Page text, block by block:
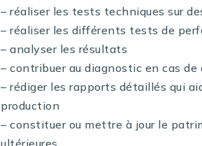
– réaliser les tests techniques sur
– réaliser les différents tests de
– analyser les résultats
– contribuer au diagnostic en cas
– rédiger les rapports détaillés qui
production
– constituer ou mettre à jour le
ultérieures